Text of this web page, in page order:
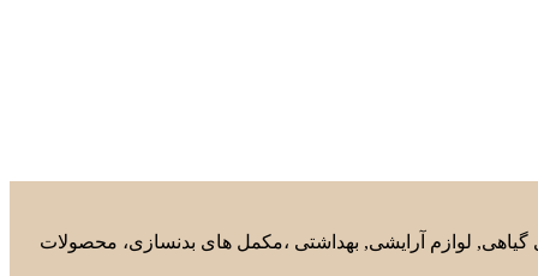
گیاهی, لوازم آرایشی, بهداشتی ،مکمل های بدنسازی، محصولات